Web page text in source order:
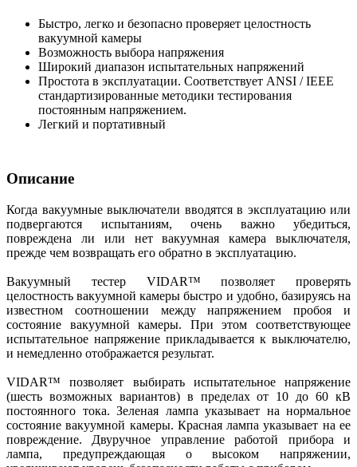
Быстро, легко и безопасно проверяет целостность
вакуумной камеры
Возможность выбора напряжения
Широкий диапазон испытательных напряжений
Простота в эксплуатации. Соответствует ANSI / IEEE
стандартизированные методики тестирования
постоянным напряжением.
Легкий и портативный
Описание
Когда вакуумные выключатели вводятся в эксплуатацию или
подвергаются испытаниям, очень важно убедиться,
повреждена ли или нет вакуумная камера выключателя,
прежде чем возвращать его обратно в эксплуатацию.
Вакуумный тестер VIDAR™ позволяет проверять
целостность вакуумной камеры быстро и удобно, базируясь на
известном соотношении между напряжением пробоя и
состояние вакуумной камеры. При этом соответствующее
испытательное напряжение прикладывается к выключателю,
и немедленно отображается результат.
VIDAR™ позволяет выбирать испытательное напряжение
(шесть возможных вариантов) в пределах от 10 до 60 кВ
постоянного тока. Зеленая лампа указывает на нормальное
состояние вакуумной камеры. Красная лампа указывает на ее
повреждение. Двуручное управление работой прибора и
лампа, предупреждающая о высоком напряжении,